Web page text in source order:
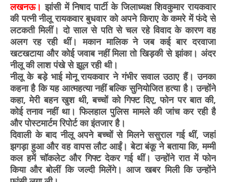
लखनऊ। झांसी में निषाद पार्टी के जिलाध्यक्ष शिवकुमार रायकवार
की पत्नी नीलू रायकवार बुधवार को अपने किराए के कमरे में फंदे से
लटकती मिलीं। दो साल से पति से चल रहे विवाद के कारण वह
अलग रह रही थीं। मकान मालिक ने जब कई बार दरवाजा
खटखटाया और कोई जवाब नहीं मिला तो खिड़की से झांका। अंदर
नीलू की लाश पंखे से झूल रही थी।
नीलू के बड़े भाई मोनू रायकवार ने गंभीर सवाल उठाए हैं। उनका
कहना है कि यह आत्महत्या नहीं बल्कि सुनियोजित हत्या है। उन्होंने
कहा, मेरी बहन खुश थी, बच्चों को गिफ्ट दिए, फोन पर बात की,
कोई तनाव नहीं था। फिलहाल पुलिस मामले की जांच कर रही है
और पोस्टमार्टम रिपोर्ट का इंतजार है।
दिवाली के बाद नीलू अपने बच्चों से मिलने ससुराल गई थीं, जहां
झगड़ा हुआ और वह वापस लौट आईं। बेटा बंकू ने बताया कि, मम्मी
कल हमें चॉकलेट और गिफ्ट देकर गई थीं। उन्होंने रात में फोन
किया और बोलीं कि जल्दी मिलेंगे। आज खबर मिली कि उन्होंने